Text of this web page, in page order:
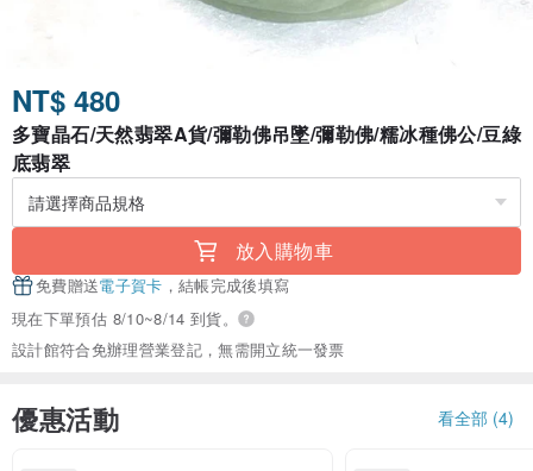
NT$ 480
多寶晶石/天然翡翠A貨/彌勒佛吊墜/彌勒佛/糯冰種佛公/豆綠
底翡翠
放入購物車
免費贈送電子賀卡 ，結帳完成後填寫
現在下單預估 8/10~8/14 到貨。
設計館符合免辦理營業登記，無需開立統一發票
優惠活動 看全部 (4)